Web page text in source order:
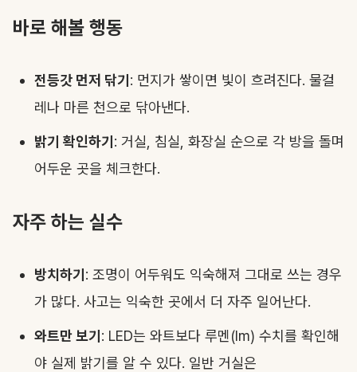
바로 해볼 행동
전등갓 먼저 닦기 : 먼지가 쌓이면 빛이 흐려진다. 물걸
레나 마른 천으로 닦아낸다.
밝기 확인하기 : 거실, 침실, 화장실 순으로 각 방을 돌며
어두운 곳을 체크한다.
자주 하는 실수
방치하기 : 조명이 어두워도 익숙해져 그대로 쓰는 경우
가 많다. 사고는 익숙한 곳에서 더 자주 일어난다.
와트만 보기 : LED는 와트보다 루멘(lm) 수치를 확인해
야 실제 밝기를 알 수 있다. 일반 거실은